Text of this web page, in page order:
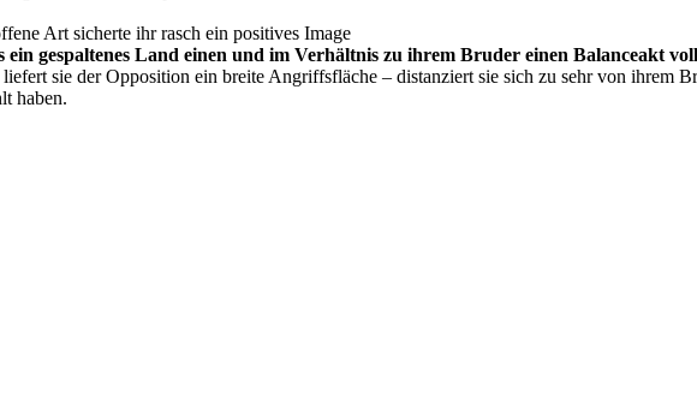
Art sicherte ihr rasch ein positives Image
ein gespaltenes Land einen und im Verhältnis zu ihrem Bruder einen Balanceakt
sie der Opposition ein breite Angriffsfläche – distanziert sie sich zu sehr von ihrem
haben.